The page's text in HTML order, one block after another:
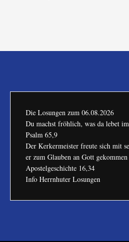
Die Losungen zum 06.08.2026
Du machst fröhlich, was da lebet
Psalm 65,9
Der Kerkermeister freute sich mit
er zum Glauben an Gott
Apostelgeschichte 16,34
Info Herrnhuter Losungen